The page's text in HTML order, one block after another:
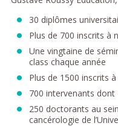
30 diplômes
Plus de 700 inscrits à
Une vingtaine de
class chaque année
Plus de 1500 inscrits
700 intervenants dont
250 doctorants au
cancérologie de